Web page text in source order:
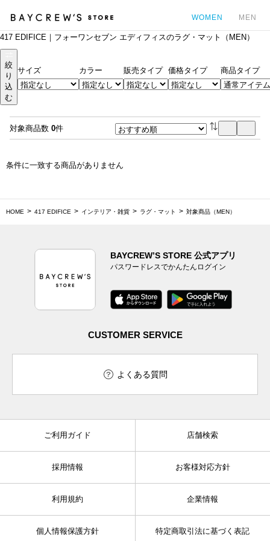
WOMEN MEN
417 EDIFICE｜フォーワンセブン エディフィスのラグ・マット（MEN）
絞
り
込
む
サイズ カラー 販売タイプ 価格タイプ 商品タイプ
対象商品数 0件
条件に一致する商品がありません
HOME 417 EDIFICE インテリア・雑貨 ラグ・マット 対象商品（MEN）
BAYCREW’S STORE 公式アプリ
パスワードレスでかんたんログイン
CUSTOMER SERVICE
よくある質問
ご利用ガイド 店舗検索
採用情報 お客様対応方針
利用規約 企業情報
個人情報保護方針 特定商取引法に基づく表記